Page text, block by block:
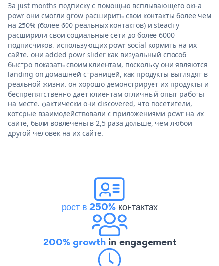
За just months подписку с помощью всплывающего окна
powr они смогли grow расширить свои контакты более чем
на 250% (более 600 реальных контактов) и steadily
расширили свои социальные сети до более 6000
подписчиков, использующих powr social кормить на их
сайте. они added powr slider как визуальный способ
быстро показать своим клиентам, поскольку они являются
landing on домашней страницей, как продукты выглядят в
реальной жизни. он хорошо демонстрирует их продукты и
беспрепятственно дает клиентам отличный опыт работы
на месте. фактически они discovered, что посетители,
которые взаимодействовали с приложениями powr на их
сайте, были вовлечены в 2,5 раза дольше, чем любой
другой человек на их сайте.
рост в 250%контактах
200% growth in engagement